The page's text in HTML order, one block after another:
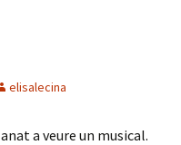
elisalecina
a veure un musical.